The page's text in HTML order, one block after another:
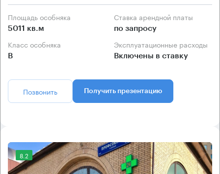
Площадь особняка
5011 кв.м
Ставка арендной платы
по запросу
Класс особняка
B
Эксплуатационные расходы
Включены в ставку
Позвонить Получить презентацию
8.2